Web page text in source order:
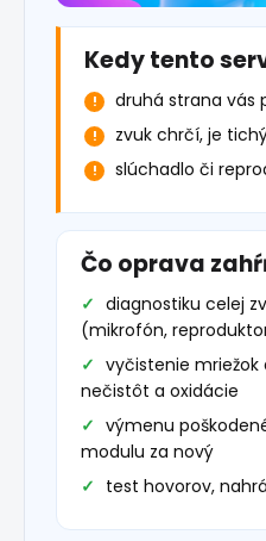
Kedy tento
druhá strana vás
zvuk chrčí, je
slúchadlo či
Čo oprava
diagnostiku celej
(mikrofón,
vyčistenie
nečistôt a oxidácie
výmenu
modulu za nový
test hovorov,